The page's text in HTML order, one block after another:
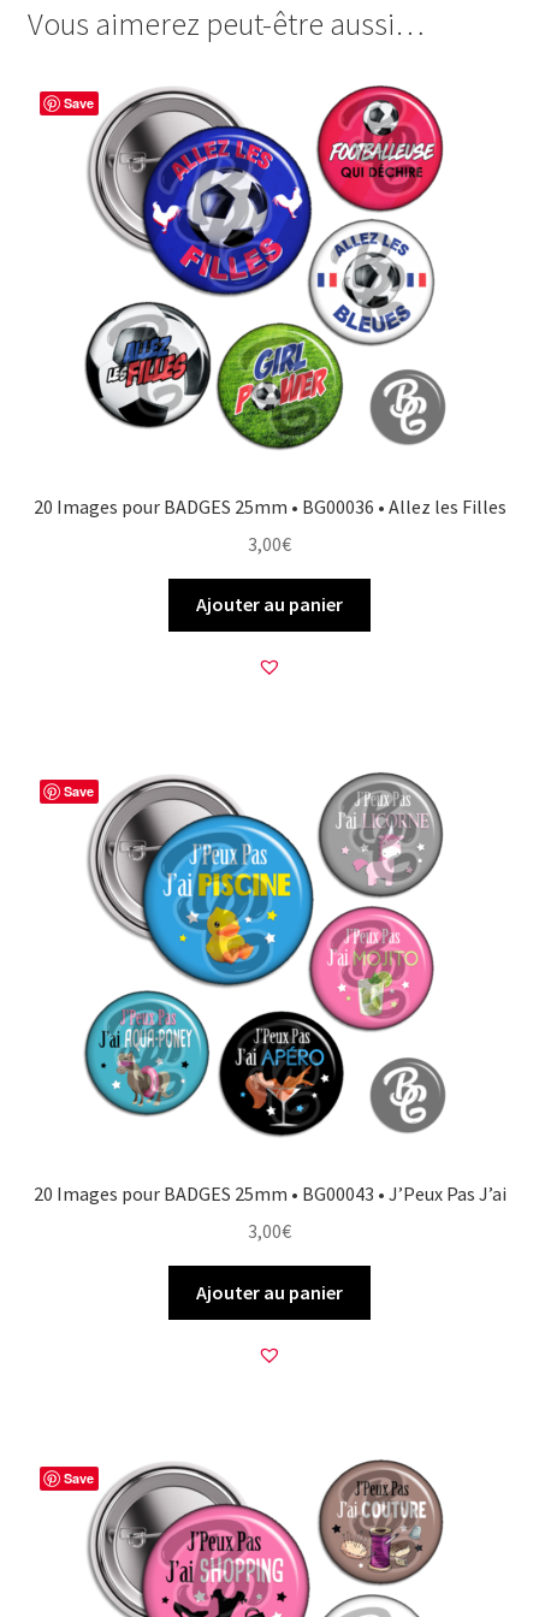
Pas e
o
o
t
e
s
t
t
e
r
t
g
e
r
Vous aimerez peut-être aussi…
Save
20 Images pour BADGES 25mm • BG00036 • Allez les Filles
3,00€
Ajouter au panier
Save
20 Images pour BADGES 25mm • BG00043 • J’Peux Pas J’ai
3,00€
Ajouter au panier
Save